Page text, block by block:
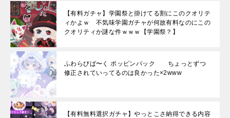
【有料ガチャ】学園祭と掛けてる割にこのクオリテ
ィかよｗ 不気味学園ガチャが何故有料なのにこの
クオリティか謎な件ｗｗｗ【学園祭？】
ふわらびぱ〜く ポッピンパック ちょっとずつ
修正されていってるのは良かった×2www
【有料無料選択ガチャ】やっとこさ納得できる内容